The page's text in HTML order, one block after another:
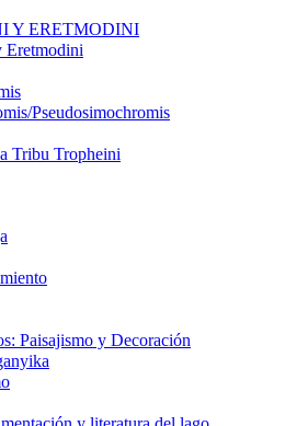
Y ERETMODINI
Pseudosimochromis
Tribu Tropheini
Paisajismo y Decoración